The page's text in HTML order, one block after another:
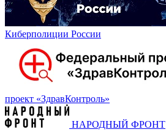
Киберполиции России
проект «‎ЗдравКонтроль»
НАРОДНЫЙ ФРОНТ